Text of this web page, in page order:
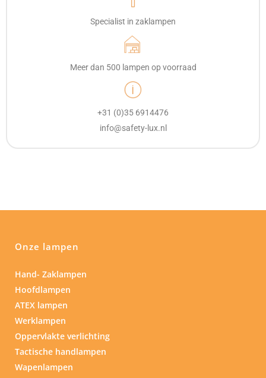
Specialist in zaklampen
Meer dan 500 lampen op voorraad
+31 (0)35 6914476
info@safety-lux.nl
Onze lampen
Hand- Zaklampen
Hoofdlampen
ATEX lampen
Werklampen
Oppervlakte verlichting
Tactische handlampen
Wapenlampen